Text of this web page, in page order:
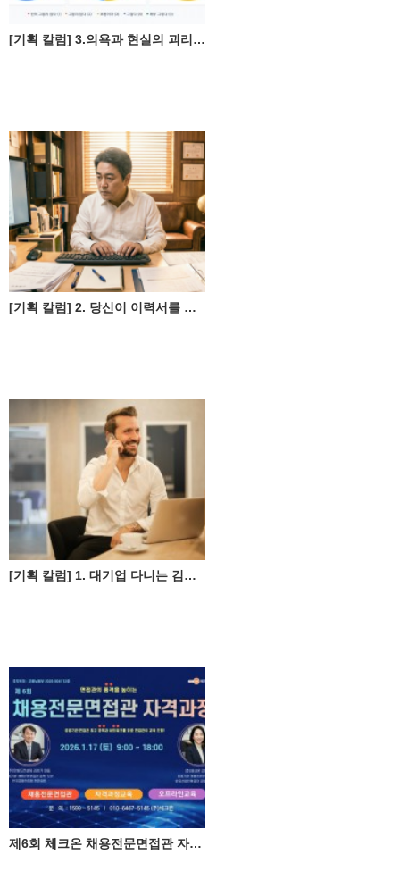
[기획 칼럼] 3.의욕과 현실의 괴리, 중장년의 '이력서 딜레마(Resume Dilemma)'
[기획 칼럼] 2. 당신이 이력서를 쓰지 못하는 진짜 이유
[기획 칼럼] 1. 대기업 다니는 김부장님의 착각
제6회 체크온 채용전문면접관 자격과정(2026년 1월 17일)